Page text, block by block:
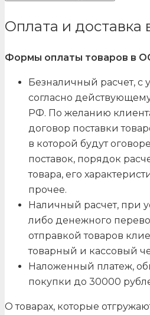
Оплата и доставка
Формы оплаты товаров в
Безналичный расчет, с
согласно
РФ. По желанию
договор поставки
в которой будут
поставок, порядок
товара, его
прочее.
Наличный расчет, при
либо денежного
отправкой товаров
товарный и кассовый
Наложенный платеж,
покупки до 30000
О товарах, которые